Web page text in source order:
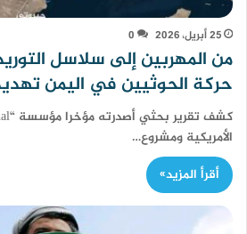
25 أبريل، 2026 0
من المهربين إلى سلاسل
حركة الحوثيين في اليمن
الأمريكية ومشروع…
أقرأ المزيد»